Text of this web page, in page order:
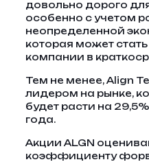
довольно дорого
особенно с учетом
неопределенной
которая может
компании в
Тем не менее, Align
лидером на рынке,
будет расти на
года.
Акции ALGN
коэффициенту